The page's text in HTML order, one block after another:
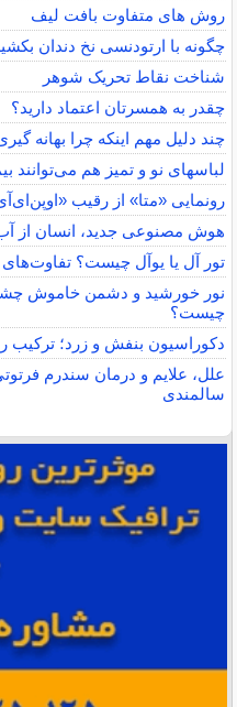
روش های متفاوت بافت لیف
چگونه با ارتودنسی نخ دندان
شناخت نقاط تحریک شوهر
چقدر به همسرتان اعتماد دارید؟
چند دلیل مهم اینکه چرا بهانه
لباس‎های نو و تمیز هم می‌توانند بیماری‌زا باشند!
رونمایی «متا» از رقیب
هوش مصنوعی جدید، انسان از
تور آل یا یوآل چیست؟ تفاوت‌های
نور خورشید و دشمن خاموش
چیست؟
دکوراسیون بنفش و زرد؛ ترکیب
علل، علایم و درمان سندرم
سالمندی